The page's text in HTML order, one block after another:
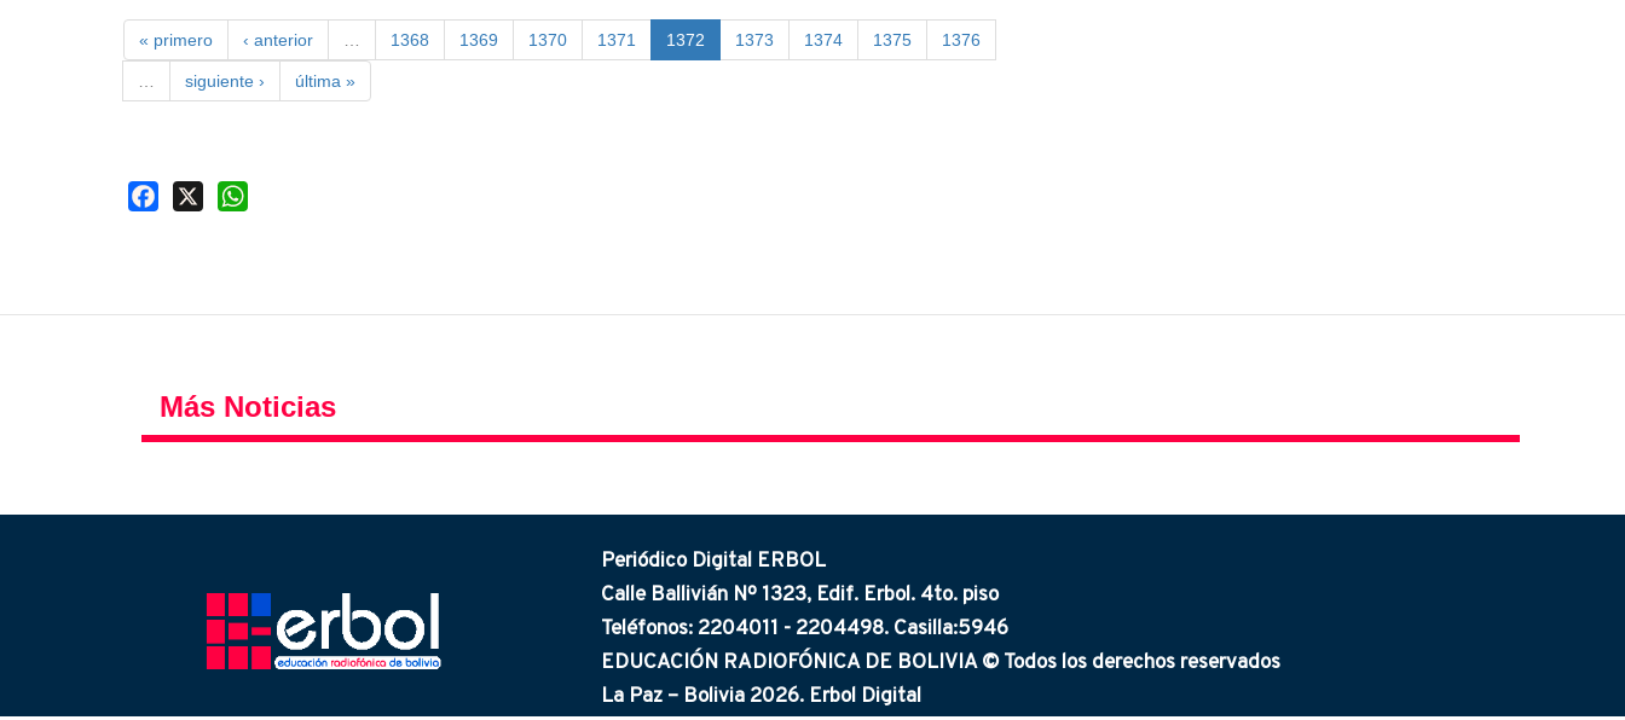
« primero ‹ anterior 1368 1369 1370 1371 1372 1373 1374 1375 1376
siguiente › última »
Facebook
Más Noticias
Periódico Digital ERBOL
Calle Ballivián Nº 1323, Edif. Erbol. 4to. piso
Teléfonos: 2204011 - 2204498. Casilla:5946
EDUCACIÓN RADIOFÓNICA DE BOLIVIA © Todos los derechos reservados
La Paz – Bolivia 2026. Erbol Digital